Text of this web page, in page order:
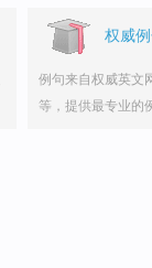
权威
例句来自权威英文
等，提供最专业的